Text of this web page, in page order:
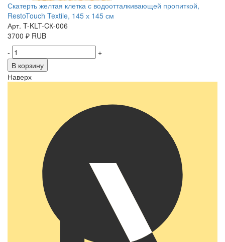
Скатерть желтая клетка с водоотталкивающей пропиткой,
RestoTouch Textile, 145 х 145 см
Арт. T-KLT-CК-006
3700 ₽ RUB
-
+
В корзину
Наверх